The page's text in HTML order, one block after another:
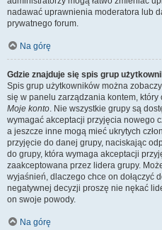
nadawać uprawnienia moderatora lub
prywatnego forum.
Na górę
Gdzie znajduje się spis grup
Spis grup użytkowników można
się w panelu zarządzania kontem,
Moje konto. Nie wszystkie grupy są
wymagać akceptacji przyjęcia nowego
a jeszcze inne mogą mieć ukrytych
przyjęcie do danej grupy, naciskając
do grupy, która wymaga akceptacji
zaakceptowana przez lidera grupy.
wyjaśnień, dlaczego chce on dołączyć
negatywnej decyzji proszę nie nękać
on swoje powody.
Na górę